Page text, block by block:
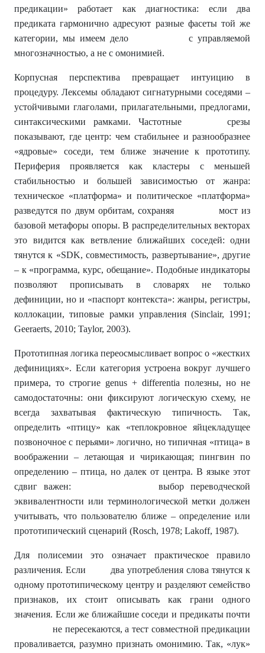
предикации» работает как диагностика: если два
предиката гармонично адресуют разные фасеты той же
категории, мы имеем дело с управляемой
многозначностью, а не с омонимией.
Корпусная перспектива превращает интуицию в
процедуру. Лексемы обладают сигнатурными соседями –
устойчивыми глаголами, прилагательными, предлогами,
синтаксическими рамками. Частотные срезы
показывают, где центр: чем стабильнее и разнообразнее
«ядровые» соседи, тем ближе значение к прототипу.
Периферия проявляется как кластеры с меньшей
стабильностью и большей зависимостью от жанра:
техническое «платформа» и политическое «платформа»
разведутся по двум орбитам, сохраняя мост из
базовой метафоры опоры. В распределительных векторах
это видится как ветвление ближайших соседей: одни
тянутся к «SDK, совместимость, развертывание», другие
– к «программа, курс, обещание». Подобные индикаторы
позволяют прописывать в словарях не только
дефиниции, но и «паспорт контекста»: жанры, регистры,
коллокации, типовые рамки управления (Sinclair, 1991;
Geeraerts, 2010; Taylor, 2003).
Прототипная логика переосмысливает вопрос о «жестких
дефинициях». Если категория устроена вокруг лучшего
примера, то строгие genus + differentia полезны, но не
самодостаточны: они фиксируют логическую схему, не
всегда захватывая фактическую типичность. Так,
определить «птицу» как «теплокровное яйцекладущее
позвоночное с перьями» логично, но типичная «птица» в
воображении – летающая и чирикающая; пингвин по
определению – птица, но далек от центра. В языке этот
сдвиг важен: выбор переводческой
эквивалентности или терминологической метки должен
учитывать, что пользователю ближе – определение или
прототипический сценарий (Rosch, 1978; Lakoff, 1987).
Для полисемии это означает практическое правило
различения. Если два употребления слова тянутся к
одному прототипическому центру и разделяют семейство
признаков, их стоит описывать как грани одного
значения. Если же ближайшие соседи и предикаты почти
не пересекаются, а тест совместной предикации
проваливается, разумно признать омонимию. Так, «лук»